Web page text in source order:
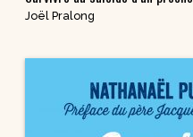
Joël Pralong